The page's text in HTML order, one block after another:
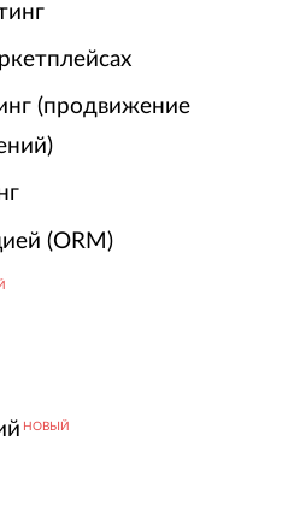
(продвижение
(ORM)
НОВЫЙ